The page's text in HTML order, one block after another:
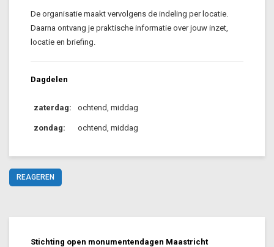
De organisatie maakt vervolgens de indeling per locatie.
Daarna ontvang je praktische informatie over jouw inzet,
locatie en briefing.
Dagdelen
zaterdag: ochtend, middag
zondag: ochtend, middag
REAGEREN
Stichting open monumentendagen Maastricht